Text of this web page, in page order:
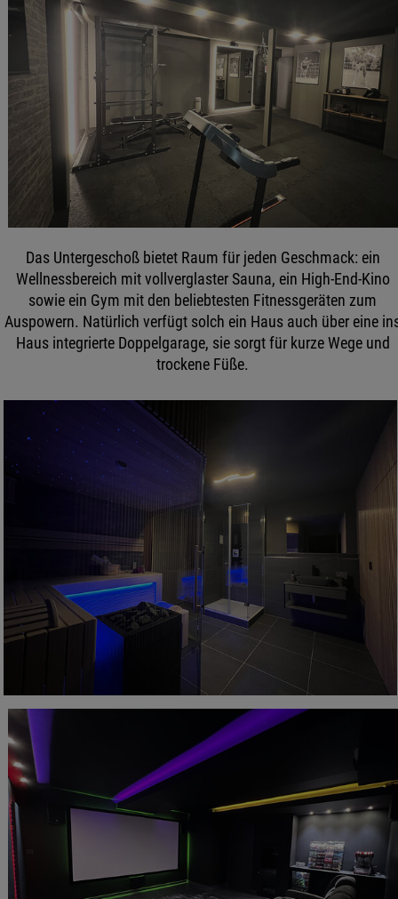
Das Untergeschoß bietet Raum für jeden Geschmack: ein
Wellnessbereich mit vollverglaster Sauna, ein High-End-Kino
sowie ein Gym mit den beliebtesten Fitnessgeräten zum
Auspowern. Natürlich verfügt solch ein Haus auch über eine
Haus integrierte Doppelgarage, sie sorgt für kurze Wege und
trockene Füße.